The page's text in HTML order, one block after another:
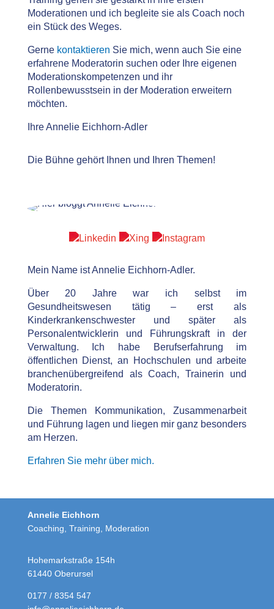
Moderationen und ich begleite sie als Coach noch
ein Stück des Weges.
Gerne kontaktieren Sie mich, wenn auch Sie eine
erfahrene Moderatorin suchen oder Ihre eigenen
Moderationskompetenzen und ihr
Rollenbewusstsein in der Moderation erweitern
möchten.
Ihre Annelie Eichhorn-Adler
Die Bühne gehört Ihnen und Ihren Themen!
Mein Name ist Annelie Eichhorn-Adler.
Über 20 Jahre war ich selbst im
Gesundheitswesen tätig – erst als
Kinderkrankenschwester und später als
Personalentwicklerin und Führungskraft in der
Verwaltung. Ich habe Berufserfahrung im
öffentlichen Dienst, an Hochschulen und arbeite
branchenübergreifend als Coach, Trainerin und
Moderatorin.
Die Themen Kommunikation, Zusammenarbeit
und Führung lagen und liegen mir ganz besonders
am Herzen.
Erfahren Sie mehr über mich.
Annelie Eichhorn
Coaching, Training, Moderation
Hohemarkstraße 154h
61440 Oberursel
0177 / 8354 547